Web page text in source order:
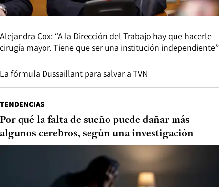
Alejandra Cox: “A la Dirección del Trabajo hay que hacerle
cirugía mayor. Tiene que ser una institución independiente”
La fórmula Dussaillant para salvar a TVN
TENDENCIAS
Por qué la falta de sueño puede dañar más
algunos cerebros, según una investigación